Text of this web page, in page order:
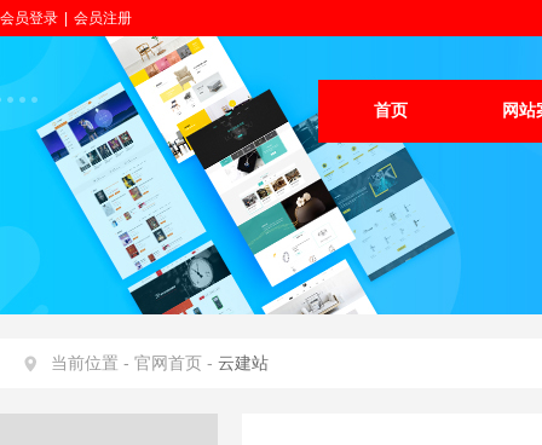
首页 网站
会员登录 会员注册
当前位置 - 官网首页 - 云建站